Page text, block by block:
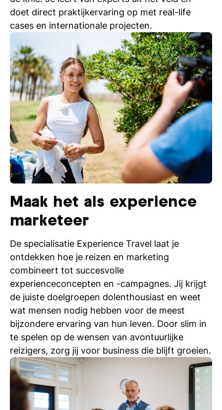
doet direct praktijkervaring op met real-life
cases en internationale projecten.
Maak het als experience
marketeer
De specialisatie Experience Travel laat je
ontdekken hoe je reizen en marketing
combineert tot succesvolle
experienceconcepten en -campagnes. Jij krijgt
de juiste doelgroepen dolenthousiast en weet
wat mensen nodig hebben voor de meest
bijzondere ervaring van hun leven. Door slim in
te spelen op de wensen van avontuurlijke
reizigers, zorg jij voor business die blijft groeien.